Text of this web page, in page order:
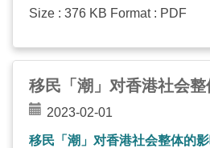
Size : 376 KB Format : PDF
移民「潮」对香港社会整
2023-02-01
移民「潮」对香港社会整体的